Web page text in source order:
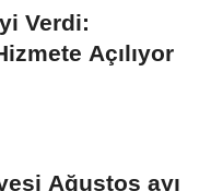
Verdi:
Açılıyor
Ağustos ayı